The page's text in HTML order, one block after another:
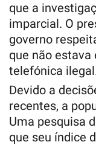
que a
imparcial. O
governo
que não
telefónica
Devido a
recentes, a
Uma pesquisa
que seu índice